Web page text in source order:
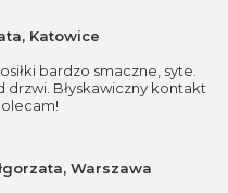
Katowice
bardzo smaczne, syte.
Błyskawiczny kontakt
Warszawa